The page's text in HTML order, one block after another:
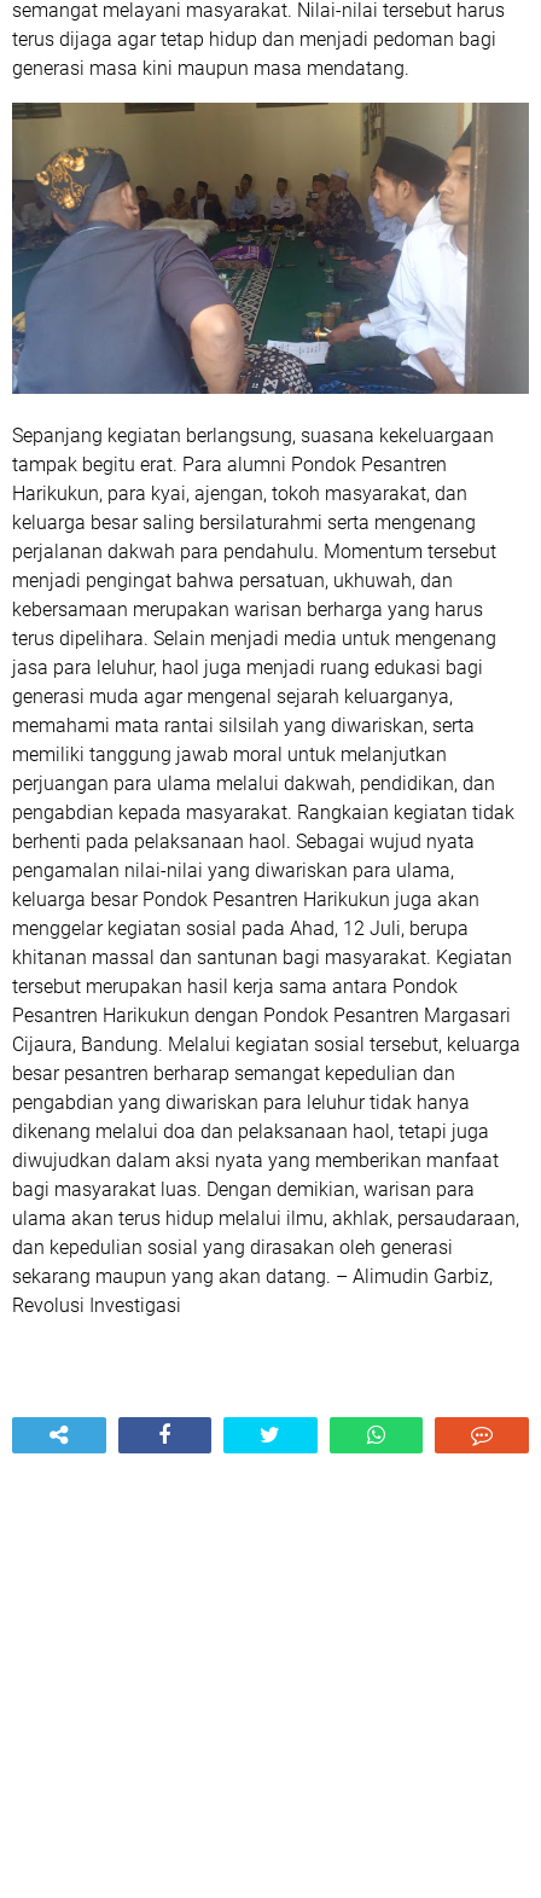
semangat melayani masyarakat. Nilai-nilai tersebut harus
terus dijaga agar tetap hidup dan menjadi pedoman bagi
generasi masa kini maupun masa mendatang.
Sepanjang kegiatan berlangsung, suasana kekeluargaan
tampak begitu erat. Para alumni Pondok Pesantren
Harikukun, para kyai, ajengan, tokoh masyarakat, dan
keluarga besar saling bersilaturahmi serta mengenang
perjalanan dakwah para pendahulu. Momentum tersebut
menjadi pengingat bahwa persatuan, ukhuwah, dan
kebersamaan merupakan warisan berharga yang harus
terus dipelihara. Selain menjadi media untuk mengenang
jasa para leluhur, haol juga menjadi ruang edukasi bagi
generasi muda agar mengenal sejarah keluarganya,
memahami mata rantai silsilah yang diwariskan, serta
memiliki tanggung jawab moral untuk melanjutkan
perjuangan para ulama melalui dakwah, pendidikan, dan
pengabdian kepada masyarakat. Rangkaian kegiatan tidak
berhenti pada pelaksanaan haol. Sebagai wujud nyata
pengamalan nilai-nilai yang diwariskan para ulama,
keluarga besar Pondok Pesantren Harikukun juga akan
menggelar kegiatan sosial pada Ahad, 12 Juli, berupa
khitanan massal dan santunan bagi masyarakat. Kegiatan
tersebut merupakan hasil kerja sama antara Pondok
Pesantren Harikukun dengan Pondok Pesantren Margasari
Cijaura, Bandung. Melalui kegiatan sosial tersebut, keluarga
besar pesantren berharap semangat kepedulian dan
pengabdian yang diwariskan para leluhur tidak hanya
dikenang melalui doa dan pelaksanaan haol, tetapi juga
diwujudkan dalam aksi nyata yang memberikan manfaat
bagi masyarakat luas. Dengan demikian, warisan para
ulama akan terus hidup melalui ilmu, akhlak, persaudaraan,
dan kepedulian sosial yang dirasakan oleh generasi
sekarang maupun yang akan datang. – Alimudin Garbiz,
Revolusi Investigasi